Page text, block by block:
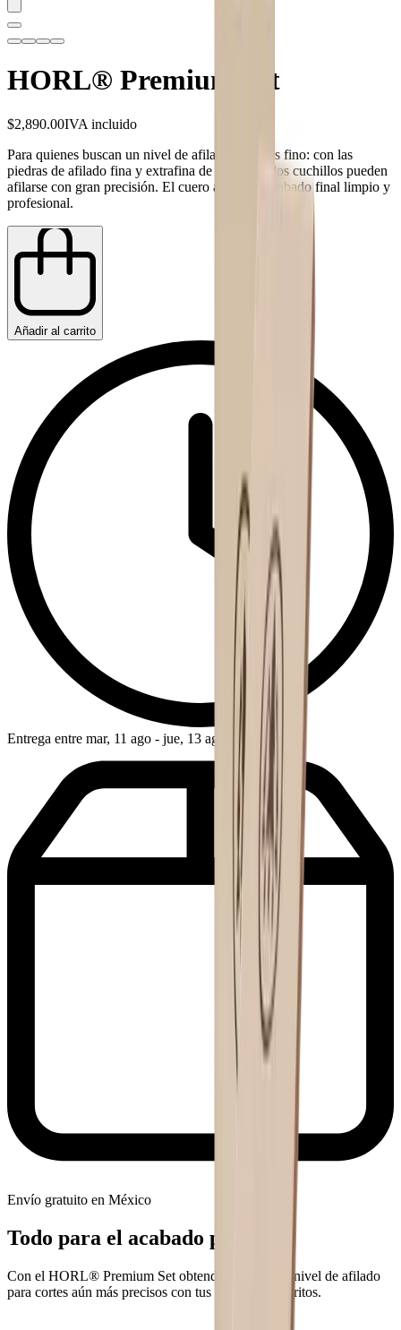
HORL® Premium Set
$2,890.00IVA incluido
Para quienes buscan un nivel de afilado aún más fino: con las
piedras de afilado fina y extrafina de corindón, los cuchillos pueden
afilarse con gran precisión. El cuero aporta el acabado final limpio y
profesional.
Añadir al carrito
Entrega entre mar, 11 ago - jue, 13 ago
Envío gratuito en México
Todo para el acabado perfecto
Con el HORL® Premium Set obtendrás un nuevo nivel de afilado
para cortes aún más precisos con tus cuchillos favoritos.